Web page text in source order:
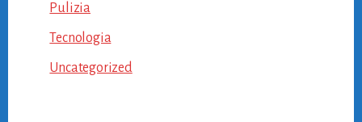
Pulizia
Tecnologia
Uncategorized